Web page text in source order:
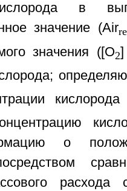
в
значение (Air
значения ([О2]
кислорода
о
расхода